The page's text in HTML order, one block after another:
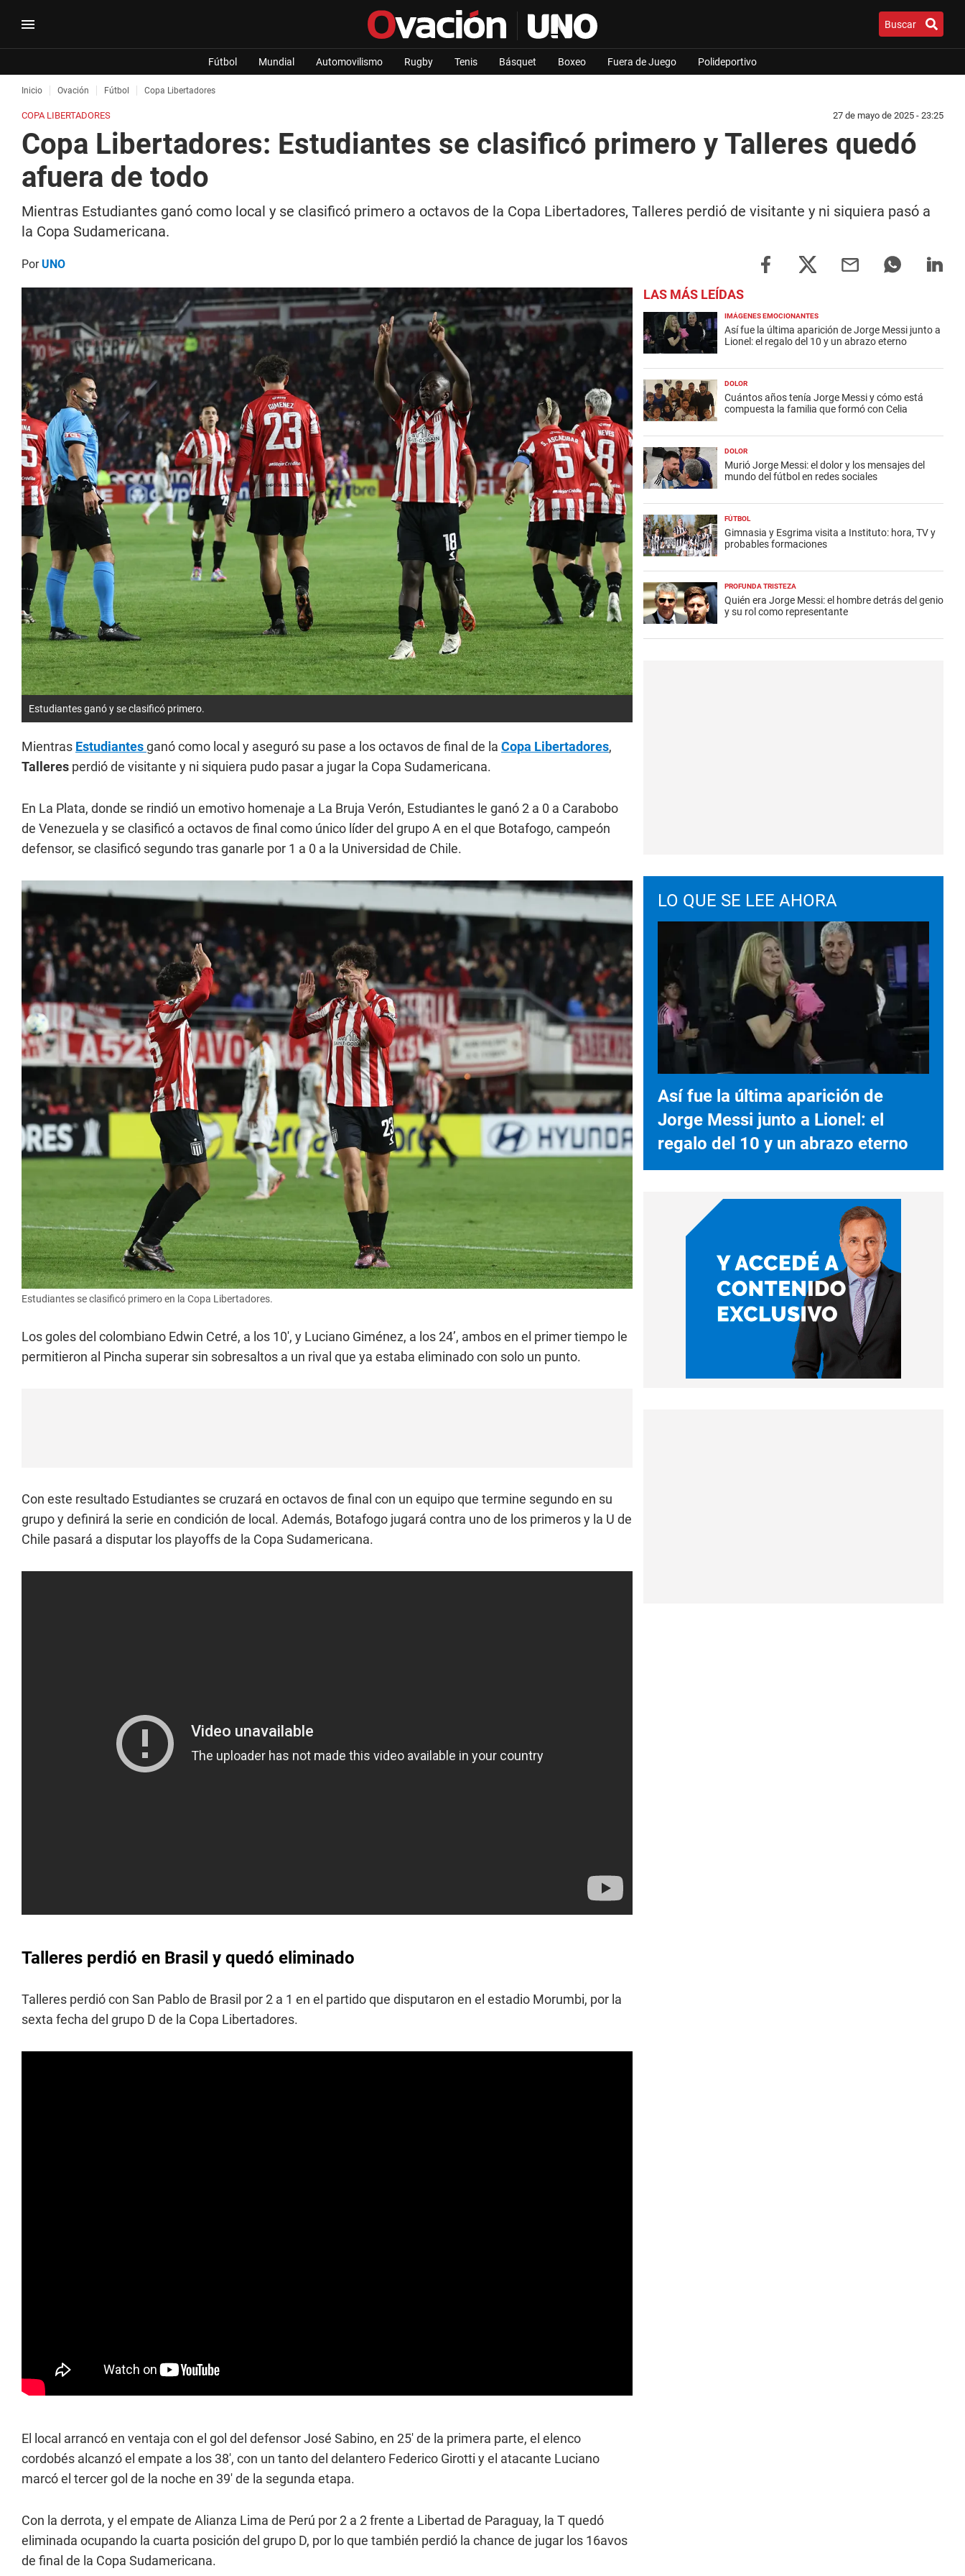
Buscar
Fútbol Mundial Automovilismo Rugby Tenis Básquet Boxeo Fuera de Juego Polideportivo
Inicio Ovación Fútbol Copa Libertadores
COPA LIBERTADORES 27 de mayo de 2025 - 23:25
Copa Libertadores: Estudiantes se clasificó primero y Talleres quedó
afuera de todo
Mientras Estudiantes ganó como local y se clasificó primero a octavos de la Copa Libertadores, Talleres perdió de visitante y ni siquiera pasó a
la Copa Sudamericana.
PorUNO
Estudiantes ganó y se clasificó primero.
Mientras Estudiantesganó como local y aseguró su pase a los octavos de final de la Copa Libertadores,
Talleres perdió de visitante y ni siquiera pudo pasar a jugar la Copa Sudamericana.
En La Plata, donde se rindió un emotivo homenaje a La Bruja Verón, Estudiantes le ganó 2 a 0 a Carabobo
de Venezuela y se clasificó a octavos de final como único líder del grupo A en el que Botafogo, campeón
defensor, se clasificó segundo tras ganarle por 1 a 0 a la Universidad de Chile.
Estudiantes se clasificó primero en la Copa Libertadores.
Los goles del colombiano Edwin Cetré, a los 10', y Luciano Giménez, a los 24’, ambos en el primer tiempo le
permitieron al Pincha superar sin sobresaltos a un rival que ya estaba eliminado con solo un punto.
Con este resultado Estudiantes se cruzará en octavos de final con un equipo que termine segundo en su
grupo y definirá la serie en condición de local. Además, Botafogo jugará contra uno de los primeros y la U de
Chile pasará a disputar los playoffs de la Copa Sudamericana.
Talleres perdió en Brasil y quedó eliminado
Talleres perdió con San Pablo de Brasil por 2 a 1 en el partido que disputaron en el estadio Morumbi, por la
sexta fecha del grupo D de la Copa Libertadores.
El local arrancó en ventaja con el gol del defensor José Sabino, en 25' de la primera parte, el elenco
cordobés alcanzó el empate a los 38', con un tanto del delantero Federico Girotti y el atacante Luciano
marcó el tercer gol de la noche en 39' de la segunda etapa.
Con la derrota, y el empate de Alianza Lima de Perú por 2 a 2 frente a Libertad de Paraguay, la T quedó
eliminada ocupando la cuarta posición del grupo D, por lo que también perdió la chance de jugar los 16avos
de final de la Copa Sudamericana.
LAS MÁS LEÍDAS
IMÁGENES EMOCIONANTES
Así fue la última aparición de Jorge Messi junto a
Lionel: el regalo del 10 y un abrazo eterno
DOLOR
Cuántos años tenía Jorge Messi y cómo está
compuesta la familia que formó con Celia
DOLOR
Murió Jorge Messi: el dolor y los mensajes del
mundo del fútbol en redes sociales
FÚTBOL
Gimnasia y Esgrima visita a Instituto: hora, TV y
probables formaciones
PROFUNDA TRISTEZA
Quién era Jorge Messi: el hombre detrás del genio
y su rol como representante
LO QUE SE LEE AHORA
Así fue la última aparición de
Jorge Messi junto a Lionel: el
regalo del 10 y un abrazo eterno